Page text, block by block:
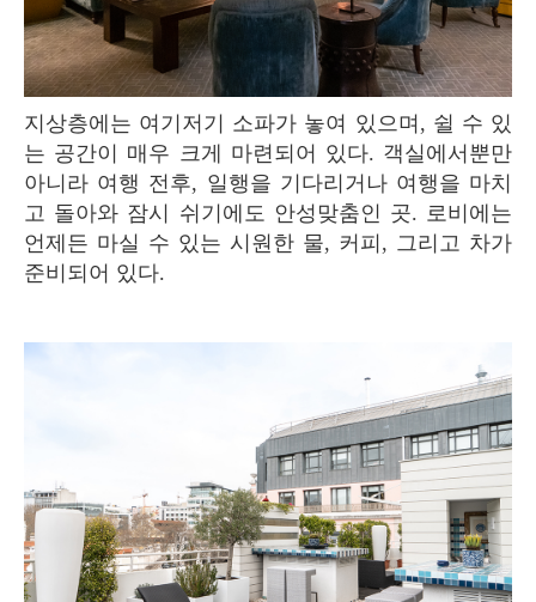
지상층에는 여기저기 소파가 놓여 있으며, 쉴 수 있
는 공간이 매우 크게 마련되어 있다. 객실에서뿐만
아니라 여행 전후, 일행을 기다리거나 여행을 마치
고 돌아와 잠시 쉬기에도 안성맞춤인 곳. 로비에는
언제든 마실 수 있는 시원한 물, 커피, 그리고 차가
준비되어 있다.